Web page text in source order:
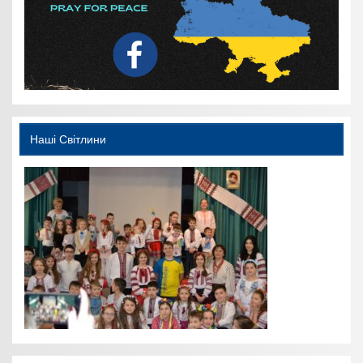
Наші Світлини